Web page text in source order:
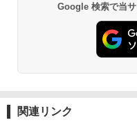
球の歩
￥
ト プ
人用
ーチ
026リ
コンパ
￥
Google 検索で当
関連リンク